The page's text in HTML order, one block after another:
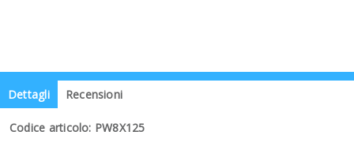
Dettagli Recensioni
Codice articolo: PW8X125